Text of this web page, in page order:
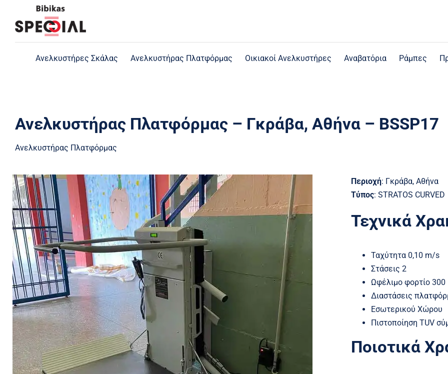
content
Ανελκυστήρες Σκάλας Ανελκυστήρας Πλατφόρμας Οικιακοί Ανελκυστήρες Aναβατόρια Ράμπες
Ανελκυστήρας Πλατφόρμας – Γκράβα, Αθήνα – BSSP17
Ανελκυστήρας Πλατφόρμας
Περιοχή: Γκράβα, Αθήνα
Τύπος: STRATOS CURVED
Τεχνικά
Ταχύτητα 0,10 m/s
Στάσεις 2
Ωφέλιμο φορτίο 300
Διαστάσεις
Εσωτερικού Χώρου
Πιστοποίηση TUV
Ποιοτικά